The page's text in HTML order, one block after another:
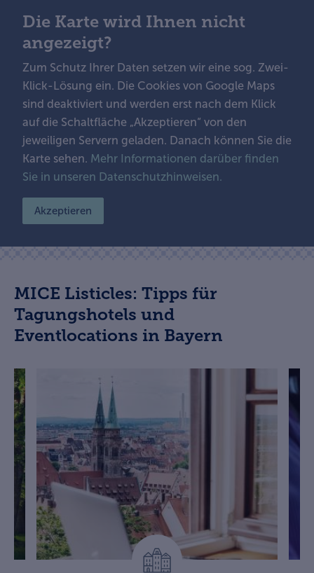
Die Karte wird Ihnen nicht
angezeigt?
Zum Schutz Ihrer Daten setzen wir eine sog. Zwei-
Klick-Lösung ein. Die Cookies von Google Maps
sind deaktiviert und werden erst nach dem Klick
auf die Schaltfläche „Akzeptieren“ von den
jeweiligen Servern geladen. Danach können Sie die
Karte sehen. Mehr Informationen darüber finden
Sie in unseren Datenschutzhinweisen.
Akzeptieren
MICE Listicles: Tipps für
Tagungshotels und
Eventlocations in Bayern